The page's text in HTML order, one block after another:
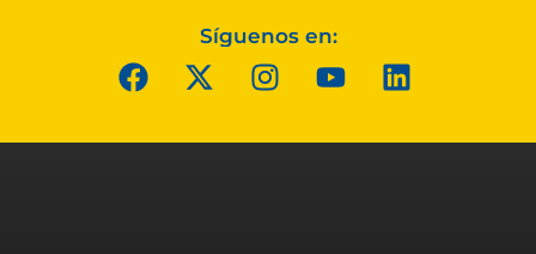
Síguenos en: